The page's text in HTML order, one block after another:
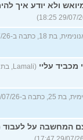
ולא יודע איך
בת 18, כתבה ב-29/07/26 18:16)
עליי
(אנונימית, בת 25,
המחשבה על לעבוד